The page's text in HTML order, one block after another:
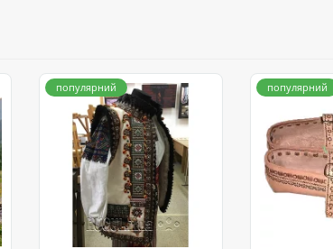
популярний популярний